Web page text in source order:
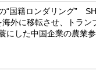
“国籍ロンダリング”
外に移転させ、トラン
にした中国企業の農業